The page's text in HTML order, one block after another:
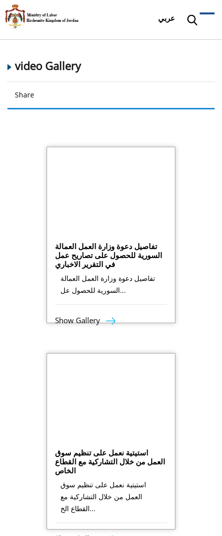
عربي
video Gallery
Share
تفاصيل دعوة وزارة العمل العمالة
السورية للحصول على تصاريح عمل
في التقرير الاخباري
تفاصيل دعوة وزارة العمل العمالة
السورية للحصول عل...
Show Gallery
استيتية نعمل على تنظيم سوق
العمل من خلال التشاركية مع القطاع
الخاص
استيتية نعمل على تنظيم سوق
العمل من خلال التشاركية مع
القطاع الخ...